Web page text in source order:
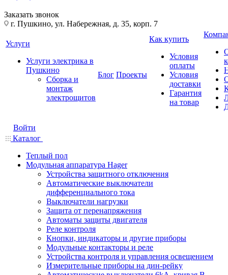
Заказать звонок
г. Пушкино, ул. Набережная, д. 35, корп. 7
Услуги
Услуги электрика в
Пушкино
Сборка и
монтаж
электрощитов
Блог Проекты
Как купить
Условия
оплаты
Условия
доставки
Гарантия
на товар
Войти
Каталог
Теплый пол
Модульная аппаратура Hager
Устройства защитного отключения
Автоматические выключатели
дифференциального тока
Выключатели нагрузки
Защита от перенапряжения
Автоматы защиты двигателя
Реле контроля
Кнопки, индикаторы и другие приборы
Модульные контакторы и реле
Устройства контроля и управления освещением
Измерительные приборы на дин-рейку